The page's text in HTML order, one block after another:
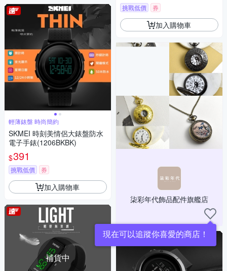
輕薄錶盤 時尚簡約
SKMEI 時刻美情侶大錶盤防水
電子手錶(1206BKBK)
$391
挑戰低價 券
加入購物車
補貨中
挑戰低價 券
加入購物車
柒彩年代飾品配件旗艦店
現在可以追蹤你喜愛的商店！